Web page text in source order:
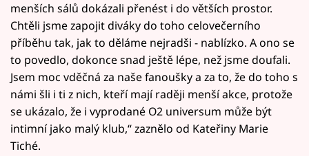
menších sálů dokázali přenést i do větších prostor.
Chtěli jsme zapojit diváky do toho celovečerního
příběhu tak, jak to děláme nejradši - nablízko. A ono se
to povedlo, dokonce snad ještě lépe, než jsme doufali.
Jsem moc vděčná za naše fanoušky a za to, že do toho s
námi šli i ti z nich, kteří mají raději menší akce, protože
se ukázalo, že i vyprodané O2 universum může být
intimní jako malý klub,“ zaznělo od Kateřiny Marie
Tiché.